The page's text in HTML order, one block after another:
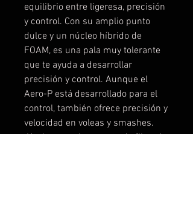
equilibrio entre ligeresa, precisión
y control. Con su amplio punto
dulce y un núcleo híbrido de
FOAM, es una pala muy tolerante
que te ayuda a desarrollar
precisión y control. Aunque el
Aero-P está desarrollado para el
control, también ofrece precisión y
velocidad en voleas y smashes.
¡Hecho completamente de fibra de